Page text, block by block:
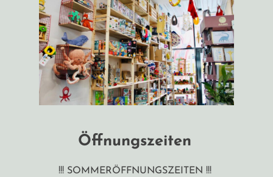
Öffnungszeiten
!!! SOMMERÖFFNUNGSZEITEN !!!